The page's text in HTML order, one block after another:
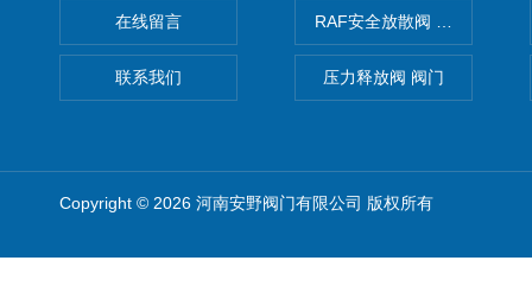
在线留言
联系我们
RAF安全放散阀 阀生产
压力释放阀 阀门
Copyright © 2026 河南安野阀门有限公司 版权所有